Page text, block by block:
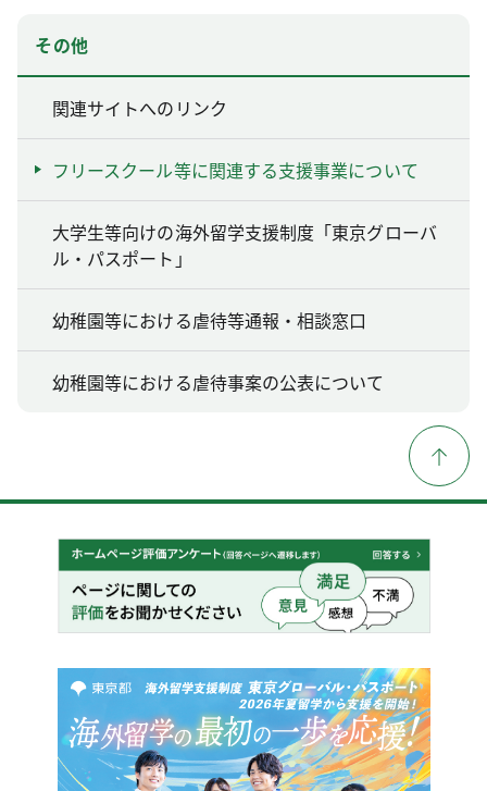
その他
関連サイトへのリンク
フリースクール等に関連する支援事業について
大学生等向けの海外留学支援制度「東京グローバ
ル・パスポート」
幼稚園等における虐待等通報・相談窓口
幼稚園等における虐待事案の公表について